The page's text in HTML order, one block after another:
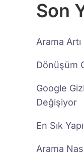
Son
Arama
Dönüşüm
Google
Değişiyor
En Sık
Arama